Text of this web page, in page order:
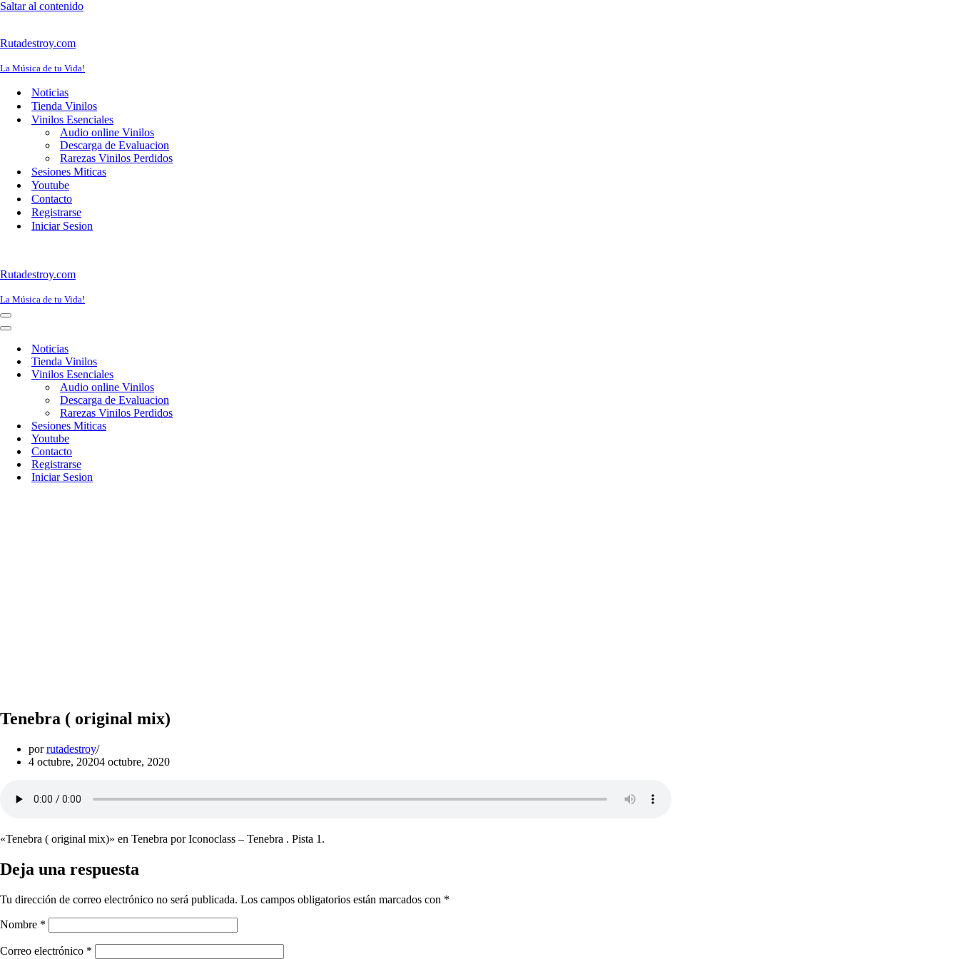
Saltar al contenido
Rutadestroy.com
La Música de tu Vida!
Noticias
Tienda Vinilos
Vinilos Esenciales
Audio online Vinilos
Descarga de Evaluacion
Rarezas Vinilos Perdidos
Sesiones Miticas
Youtube
Contacto
Registrarse
Iniciar Sesion
Rutadestroy.com
La Música de tu Vida!
Menú
de
Menú
navegación
Noticias
Tienda Vinilos
Vinilos Esenciales
Audio online Vinilos
Descarga de Evaluacion
Rarezas Vinilos Perdidos
Sesiones Miticas
Youtube
Contacto
Registrarse
Iniciar Sesion
Tenebra ( original mix)
porrutadestroy
4 octubre, 20204 octubre, 2020
«Tenebra ( original mix)» en Tenebra por Iconoclass – Tenebra . Pista 1.
Deja una respuesta
Tu dirección de correo electrónico no será publicada. Los campos obligatorios están marcados con *
Nombre *
Correo electrónico *